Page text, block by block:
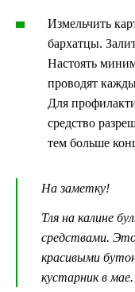
Измельчить
бархатцы.
Настоять
проводят
Для
средство
тем больше
На заметку!
Тля на калине
средствами.
красивыми
кустарник в мае.